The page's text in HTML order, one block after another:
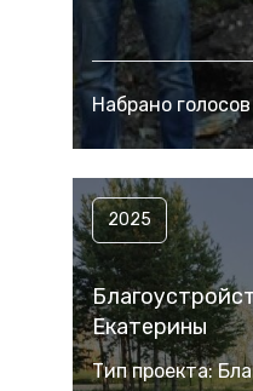
Набрано голосов
2025
Екатерины
Тип проекта: